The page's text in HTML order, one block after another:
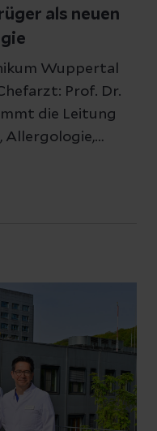
als neuen
Wuppertal
Prof. Dr.
die Leitung
Allergologie,